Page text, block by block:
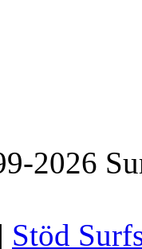
2026
| Stöd